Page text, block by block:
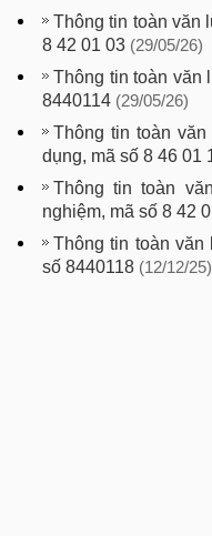
Thông tin toàn văn
8 42 01 03 (29/05/26)
Thông tin toàn văn
8440114 (29/05/26)
Thông tin toàn
dụng, mã số 8 46 01
Thông tin toàn
nghiệm, mã số 8 42
Thông tin toàn văn
số 8440118 (12/12/25)